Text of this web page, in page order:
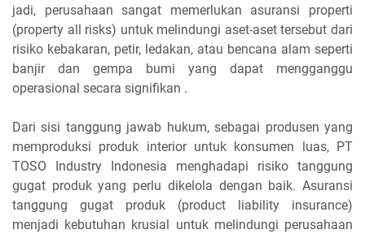
jadi, perusahaan sangat memerlukan asuransi properti
(property all risks) untuk melindungi aset-aset tersebut dari
risiko kebakaran, petir, ledakan, atau bencana alam seperti
banjir dan gempa bumi yang dapat mengganggu
operasional secara signifikan .
Dari sisi tanggung jawab hukum, sebagai produsen yang
memproduksi produk interior untuk konsumen luas, PT
TOSO Industry Indonesia menghadapi risiko tanggung
gugat produk yang perlu dikelola dengan baik. Asuransi
tanggung gugat produk (product liability insurance)
menjadi kebutuhan krusial untuk melindungi perusahaan